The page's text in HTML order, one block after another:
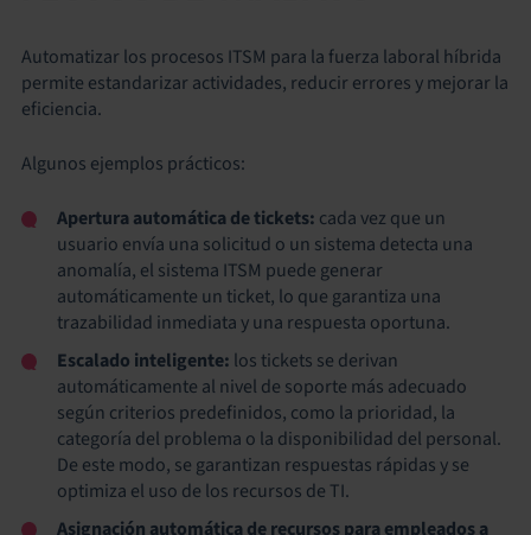
Automatizar los procesos ITSM para la fuerza laboral híbrida
permite estandarizar actividades, reducir errores y mejorar la
eficiencia.
Algunos ejemplos prácticos:
Apertura automática de tickets: cada vez que un
usuario envía una solicitud o un sistema detecta una
anomalía, el sistema ITSM puede generar
automáticamente un ticket, lo que garantiza una
trazabilidad inmediata y una respuesta oportuna.
Escalado inteligente: los tickets se derivan
automáticamente al nivel de soporte más adecuado
según criterios predefinidos, como la prioridad, la
categoría del problema o la disponibilidad del personal.
De este modo, se garantizan respuestas rápidas y se
optimiza el uso de los recursos de TI.
Asignación automática de recursos para empleados a